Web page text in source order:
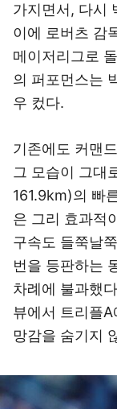
가지면서, 다시
이에 로버츠 감
메이저리그로
의 퍼포먼스는
우 컸다.
기존에도 커맨
그 모습이 그대
161.9km)의 빠
은 그리 효과적
구속도 들쭉날
번을 등판하는
차례에 불과했
뷰에서 트리플
망감을 숨기지